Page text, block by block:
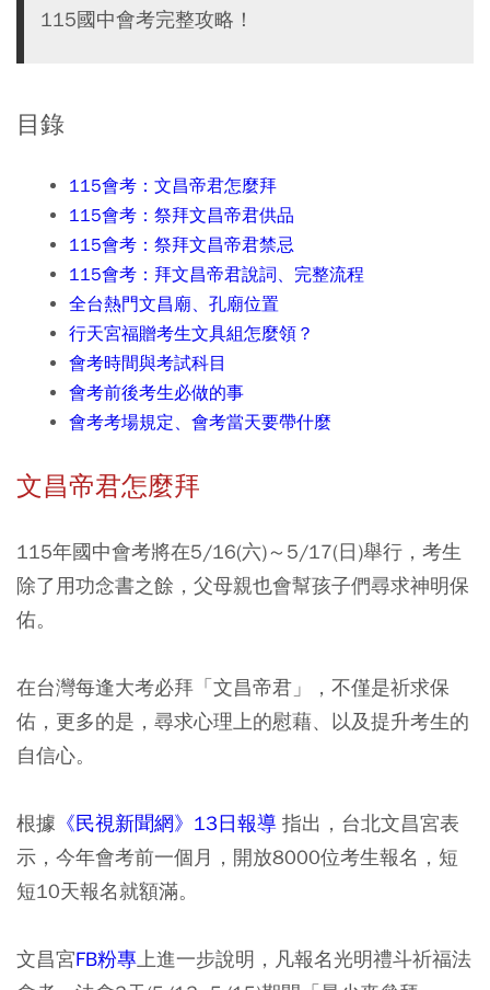
115國中會考完整攻略！
目錄
115會考：文昌帝君怎麼拜
115會考：祭拜文昌帝君供品
115會考：祭拜文昌帝君禁忌
115會考：拜文昌帝君說詞、完整流程
全台熱門文昌廟、孔廟位置
行天宮福贈考生文具組怎麼領？
會考時間與考試科目
會考前後考生必做的事
會考考場規定、會考當天要帶什麼
文昌帝君怎麼拜
115年國中會考將在5/16(六)～5/17(日)舉行，考生
除了用功念書之餘，父母親也會幫孩子們尋求神明保
佑。
在台灣每逢大考必拜「文昌帝君」，不僅是祈求保
佑，更多的是，尋求心理上的慰藉、以及提升考生的
自信心。
根據 《民視新聞網》13日報導 指出，台北文昌宮表
示，今年會考前一個月，開放8000位考生報名，短
短10天報名就額滿。
文昌宮FB粉專上進一步說明，凡報名光明禮斗祈福法